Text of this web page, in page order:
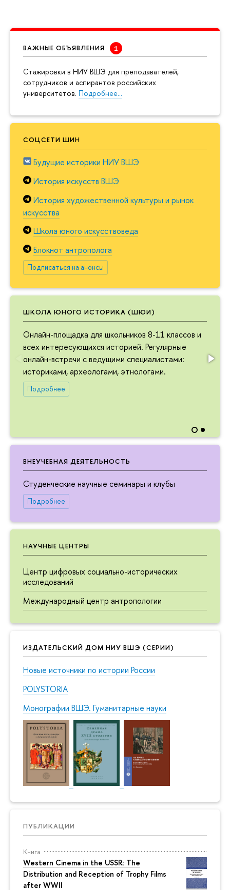
ВАЖНЫЕ ОБЪЯВЛЕНИЯ
Cтажировки в НИУ ВШЭ для преподавателей,
сотрудников и аспирантов российских
университетов. Подробнее…
СОЦСЕТИ ШИН
Будущие историки НИУ ВШЭ
История искусств ВШЭ
История художественной культуры и рынок
искусства
Школа юного искусствоведа
Блокнот антрополога
Подписаться на анонсы
ШКОЛА ЮНОГО ИСТОРИКА (ШЮИ)
Онлайн-площадка для школьников 8-11 классов и
всех интересующихся историей. Регулярные
онлайн-встречи с ведущими специалистами:
историками, археологами, этнологами.
Подробнее
ВНЕУЧЕБНАЯ ДЕЯТЕЛЬНОСТЬ
Студенческие научные семинары и клубы
Подробнее
НАУЧНЫЕ ЦЕНТРЫ
Центр цифровых социально-исторических
исследований
Международный центр антропологии
ИЗДАТЕЛЬСКИЙ ДОМ НИУ ВШЭ (СЕРИИ)
Новые источники по истории России
POLYSTORIA
Монографии ВШЭ. Гуманитарные науки
ПУБЛИКАЦИИ
Книга
Western Cinema in the USSR: The
Distribution and Reception of Trophy Films
after WWII